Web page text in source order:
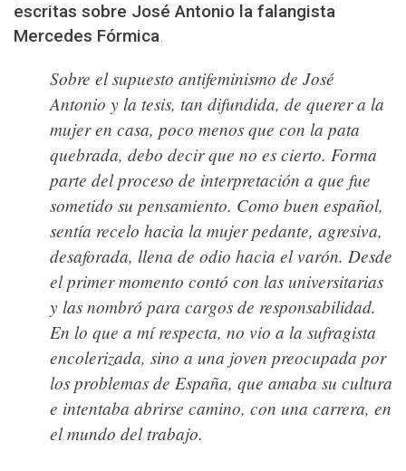
escritas sobre José Antonio la falangista
Mercedes Fórmica.
Sobre el supuesto antifeminismo de José
Antonio y la tesis, tan difundida, de querer a la
mujer en casa, poco menos que con la pata
quebrada, debo decir que no es cierto. Forma
parte del proceso de interpretación a que fue
sometido su pensamiento. Como buen español,
sentía recelo hacia la mujer pedante, agresiva,
desaforada, llena de odio hacia el varón. Desde
el primer momento contó con las universitarias
y las nombró para cargos de responsabilidad.
En lo que a mí respecta, no vio a la sufragista
encolerizada, sino a una joven preocupada por
los problemas de España, que amaba su cultura
e intentaba abrirse camino, con una carrera, en
el mundo del trabajo.